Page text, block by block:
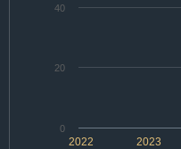
2022 2023
0
20
40